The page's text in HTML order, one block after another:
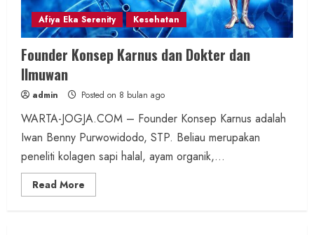
Afiya Eka Serenity Kesehatan
Founder Konsep Karnus dan Dokter dan
Ilmuwan
admin Posted on 8 bulan ago
WARTA-JOGJA.COM – Founder Konsep Karnus adalah
Iwan Benny Purwowidodo, STP. Beliau merupakan
peneliti kolagen sapi halal, ayam organik,...
Read More
more